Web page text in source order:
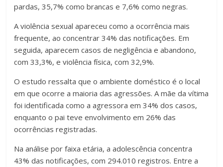
pardas, 35,7% como brancas e 7,6% como negras.
A violência sexual apareceu como a ocorrência mais
frequente, ao concentrar 34% das notificações. Em
seguida, aparecem casos de negligência e abandono,
com 33,3%, e violência física, com 32,9%.
O estudo ressalta que o ambiente doméstico é o local
em que ocorre a maioria das agressões. A mãe da vítima
foi identificada como a agressora em 34% dos casos,
enquanto o pai teve envolvimento em 26% das
ocorrências registradas.
Na análise por faixa etária, a adolescência concentra
43% das notificações, com 294.010 registros. Entre a